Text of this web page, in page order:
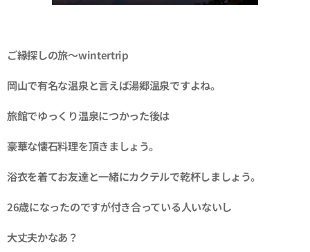
ご縁探しの旅～wintertrip
岡山で有名な温泉と言えば湯郷温泉ですよね。
旅館でゆっくり温泉につかった後は
豪華な懐石料理を頂きましょう。
浴衣を着てお友達と一緒にカクテルで乾杯しましょう。
26歳になったのですが付き合っている人いないし
大丈夫かなあ？